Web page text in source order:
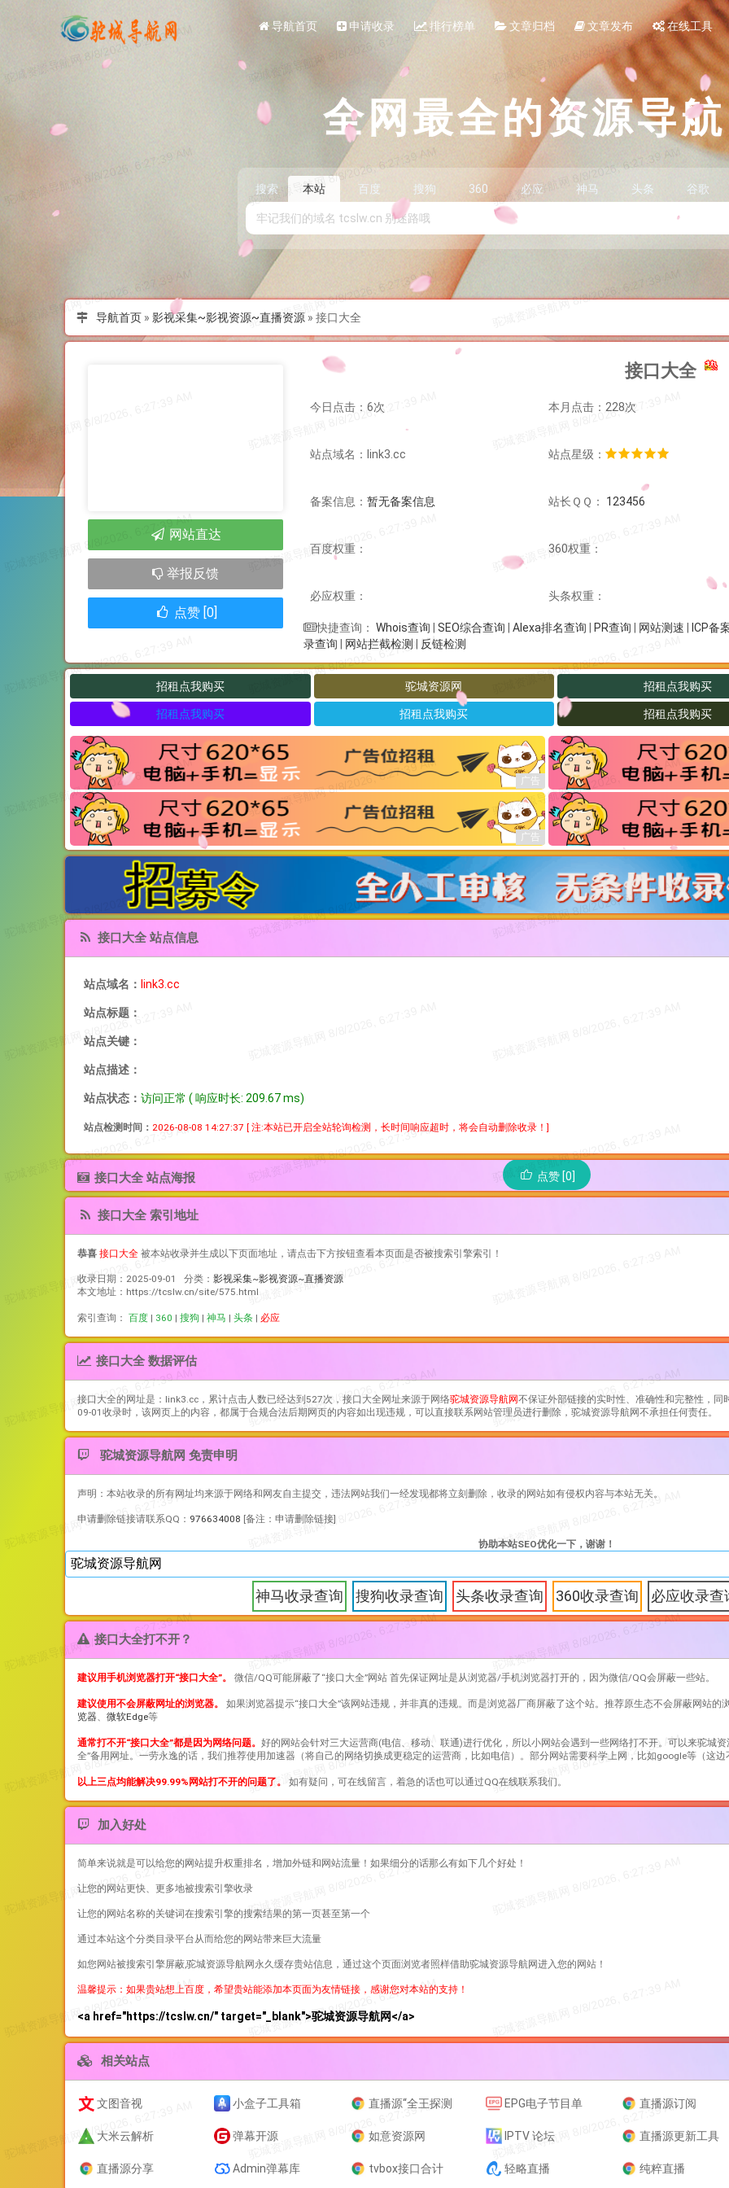
导航首页 申请收录 排行榜单 文章归档 文章发布 在线工具
全网最全的资源导
搜索 本站 百度 搜狗 360 必应 神马 头条 谷歌
导航首页 » 影视采集~影视资源~直播资源 » 接口大全
接口大全
今日点击：6次 本月点击：228次
站点域名：link3.cc 站点星级：
备案信息： 暂无备案信息 站长ＱＱ： 123456
百度权重： 360权重：
必应权重： 头条权重：
快捷查询： Whois查询 SEO综合查询 Alexa排名查询 PR查询 网站测速
ICP备
录查询
网站拦截检测 反链检测
网站直达
举报反馈
点赞 [0]
接口大全 站点信息
站点域名： link3.cc
站点标题：
站点关键：
站点描述：
站点状态： 访问正常 ( 响应时长: 209.67 ms)
站点检测时间： 2026-08-08 14:27:37 [ 注:本站已开启全站轮询检测，长时间响应超时，将会自动删除收录！]
接口大全 站点海报 点赞 [0]
接口大全 索引地址
恭喜 接口大全 被本站收录并生成以下页面地址，请点击下方按钮查看本页面是否被搜索引擎索引！
收录日期：2025-09-01 分类： 影视采集~影视资源~直播资源
本文地址：https://tcslw.cn/site/575.html
索引查询： 百度 | 360 | 搜狗 | 神马 | 头条 | 必应
接口大全 数据评估
接口大全的网址是：link3.cc，累计点击人数已经达到527次， 接口大全 网址来源于网络驼城资源导航网不保证外部链接的实时性、准确性和完整性，
09-01收录时，该网页上的内容，都属于合规合法后期网页的内容如出现违规，可以直接联系网站管理员进行删除，驼城资源导航网不承担任何责任。
驼城资源导航网 免责申明
声明：本站收录的所有网址均来源于网络和网友自主提交，违法网站我们一经发现都将立刻删除，收录的网站如有侵权内容与本站无关。
申请删除链接请联系QQ： 976634008 [备注：申请删除链接]
协助本站SEO优化一下，谢谢！
神马收录查询 搜狗收录查询 头条收录查询 360收录查询 必应收录查
接口大全打不开？
建议用手机浏览器打开“接口大全”。 微信/QQ可能屏蔽了“接口大全”网站 首先保证网址是从浏览器/手机浏览器打开的，因为微信/QQ会屏蔽一些站。
建议使用不会屏蔽网址的浏览器。 如果浏览器提示“接口大全”该网站违规，并非真的违规。而是浏览器厂商屏蔽了这个站。推荐原生态不会屏蔽网站的
览器、 微软Edge等
通常打不开“接口大全”都是因为网络问题。 好的网站会针对三大运营商(电信、移动、联通)进行优化，所以小网站会遇到一些网络打不开。可以来驼城资
全”备用网址。一劳永逸的话，我们推荐使用加速器（将自己的网络切换成更稳定的运营商，比如电信）。部分网站需要科学上网，比如google等（这
以上三点均能解决99.99%网站打不开的问题了。 如有疑问，可在线留言，着急的话也可以通过QQ在线联系我们。
加入好处
简单来说就是可以给您的网站提升权重排名，增加外链和网站流量！如果细分的话那么有如下几个好处！
让您的网站更快、更多地被搜索引擎收录
让您的网站名称的关键词在搜索引擎的搜索结果的第一页甚至第一个
通过本站这个分类目录平台从而给您的网站带来巨大流量
如您网站被搜索引擎屏蔽,驼城资源导航网永久缓存贵站信息，通过这个页面浏览者照样借助驼城资源导航网进入您的网站！
温馨提示：如果贵站想上百度，希望贵站能添加本页面为友情链接，感谢您对本站的支持！
<a href="https://tcslw.cn/" target="_blank">驼城资源导航网</a>
相关站点
文图音视 小盒子工具箱 直播源“全王探测 EPG电子节目单 直播源订阅
大米云解析 弹幕开源 如意资源网 IPTV 论坛 直播源更新工具
直播源分享 Admin弹幕库 tvbox接口合计 轻略直播 纯粹直播